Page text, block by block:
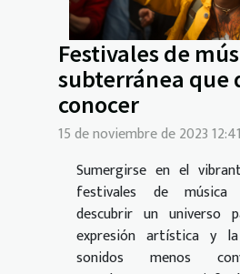
Festivales de
subterránea que
conocer
15 de noviembre de 2023 12:41
Sumergirse en el
festivales de música
descubrir un universo
expresión artística y
sonidos menos